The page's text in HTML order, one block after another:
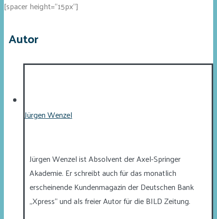
[spacer height=“15px“]
Autor
Jürgen Wenzel
Jürgen Wenzel ist Absolvent der Axel-Springer
Akademie. Er schreibt auch für das monatlich
erscheinende Kundenmagazin der Deutschen Bank
„Xpress“ und als freier Autor für die BILD Zeitung.